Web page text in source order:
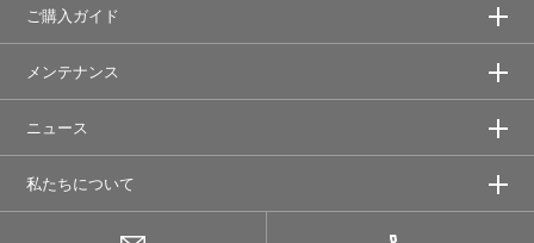
ご購入ガイド
メンテナンス
ニュース
私たちについて